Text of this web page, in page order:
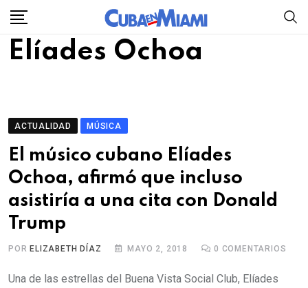
Skip
content
Elíades Ochoa
ACTUALIDAD MÚSICA
El músico cubano Elíades
Ochoa, afirmó que incluso
asistiría a una cita con Donald
Trump
POR ELIZABETH DÍAZ MAYO 2, 2018 0 COMENTARIOS
Una de las estrellas del Buena Vista Social Club, Elíades